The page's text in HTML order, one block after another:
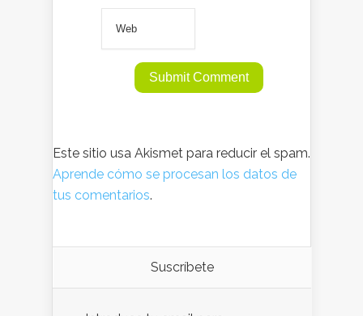
Este sitio usa Akismet para reducir el spam.
Aprende cómo se procesan los datos de
tus comentarios.
Suscríbete